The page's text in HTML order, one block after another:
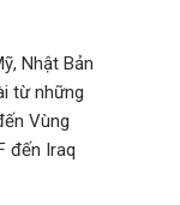
Nhật Bản
từ những
Vùng
đến Iraq